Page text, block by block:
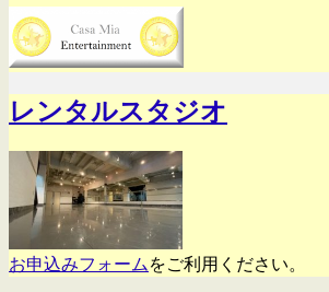
レンタルスタジオ
お申込みフォーム をご利用ください。